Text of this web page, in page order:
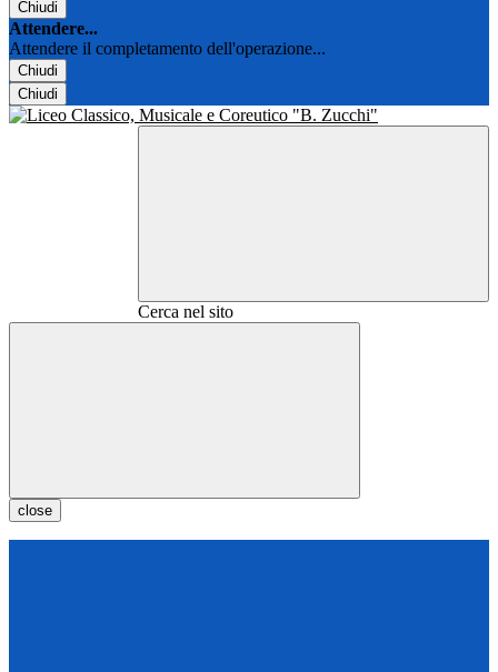
Chiudi
Attendere...
Attendere il completamento dell'operazione...
Chiudi
Chiudi
Cerca nel sito
close